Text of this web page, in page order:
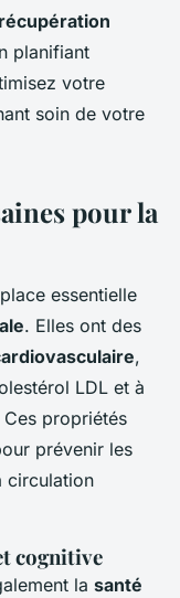
récupération
planifiant
votre
soin de votre
pour la
essentielle
. Elles ont des
,
LDL et à
Ces propriétés
prévenir les
circulation
cognitive
la santé